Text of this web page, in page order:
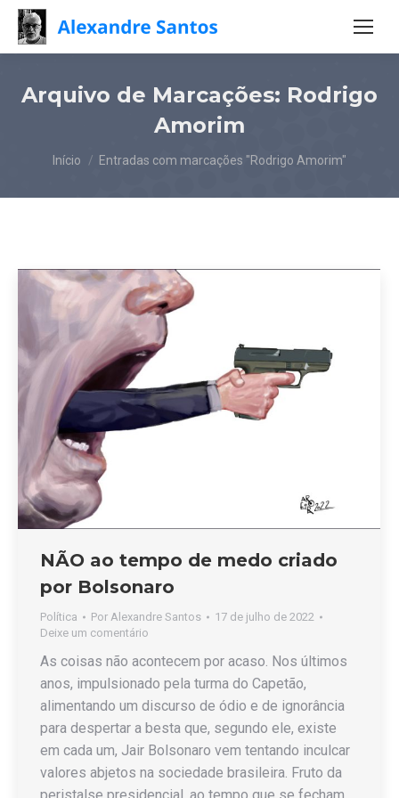
Arquivo de Marcações: Rodrigo
Amorim
Você está aqui:
Início Entradas com marcações "Rodrigo Amorim"
NÃO ao tempo de medo criado
por Bolsonaro
Política Por Alexandre Santos
17 de julho de 2022
Deixe um comentário
As coisas não acontecem por acaso. Nos últimos
anos, impulsionado pela turma do Capetão,
alimentando um discurso de ódio e de ignorância
para despertar a besta que, segundo ele, existe
em cada um, Jair Bolsonaro vem tentando inculcar
valores abjetos na sociedade brasileira. Fruto da